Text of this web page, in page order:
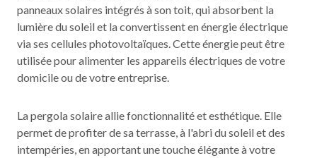
panneaux solaires intégrés à son toit, qui absorbent la
lumière du soleil et la convertissent en énergie électrique
via ses cellules photovoltaïques. Cette énergie peut être
utilisée pour alimenter les appareils électriques de votre
domicile ou de votre entreprise.
La pergola solaire allie fonctionnalité et esthétique. Elle
permet de profiter de sa terrasse, à l'abri du soleil et des
intempéries, en apportant une touche élégante à votre